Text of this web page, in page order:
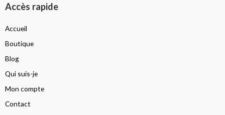
Accès rapide
Accueil
Boutique
Blog
Qui suis-je
Mon compte
Contact